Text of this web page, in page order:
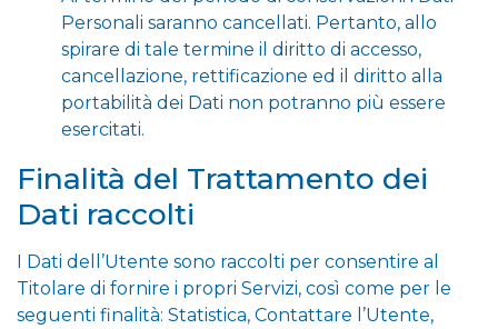
Personali saranno cancellati. Pertanto, allo
spirare di tale termine il diritto di accesso,
cancellazione, rettificazione ed il diritto alla
portabilità dei Dati non potranno più essere
esercitati.
Finalità del Trattamento dei
Dati raccolti
I Dati dell’Utente sono raccolti per consentire al
Titolare di fornire i propri Servizi, così come per le
seguenti finalità: Statistica, Contattare l’Utente,